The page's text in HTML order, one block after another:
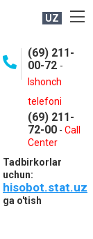
UZ
(69) 211-
00-72 -
Ishonch
telefoni
(69) 211-
72-00 - Call
Center
Tadbirkorlar
uchun:
hisobot.stat.uz
ga o'tish